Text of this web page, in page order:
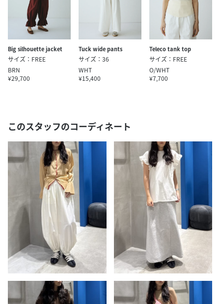
Big silhouette jacket
サイズ：FREE
BRN
¥29,700
Tuck wide pants
サイズ：36
WHT
¥15,400
Teleco tank top
サイズ：FREE
O/WHT
¥7,700
このスタッフのコーディネート